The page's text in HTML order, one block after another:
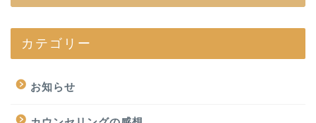
カテゴリー
お知らせ